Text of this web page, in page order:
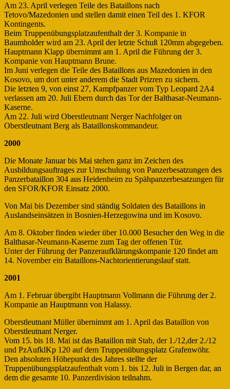
Am 23. April verlegen Teile des Bataillons nach
Tetovo/Mazedonien und stellen damit einen Teil des 1. KFOR
Kontingents.
Beim Truppenübungsplatzaufenthalt der 3. Kompanie in
Baumholder wird am 23. April der letzte Schuß 120mm abgegeben.
Hauptmann Klapp übernimmt am 1. April die Führung der 3.
Kompanie von Hauptmann Brune.
Im Juni verlegen die Teile des Bataillons aus Mazedonien in den
Kosovo, um dort unter anderem die Stadt Prizren zu sichern.
Die letzten 9, von einst 27, Kampfpanzer vom Typ Leopard 2A4
verlassen am 20. Juli Ebern durch das Tor der Balthasar-Neumann-
Kaserne.
Am 22. Juli wird Oberstleutnant Nerger Nachfolger on
Oberstleutnant Berg als Bataillonskommandeur.
2000
Die Monate Januar bis Mai stehen ganz im Zeichen des
Ausbildungsauftrages zur Umschulung von Panzerbesatzungen des
Panzerbataillon 304 aus Heidenheim zu Spähpanzerbesatzungen für
den SFOR/KFOR Einsatz 2000.
Von Mai bis Dezember sind ständig Soldaten des Bataillons in
Auslandseinsätzen in Bosnien-Herzegowina und im Kosovo.
Am 8. Oktober finden wieder über 10.000 Besucher den Weg in die
Balthasar-Neumann-Kaserne zum Tag der offenen Tür.
Unter der Führung der Panzeraufklärungskompanie 120 findet am
14. November ein Bataillons-Nachtorientierungslauf statt.
2001
Am 1. Februar übergibt Hauptmann Vollmann die Führung der 2.
Kompanie an Hauptmann von Halassy.
Oberstleutnant Müller übernimmt am 1. April das Bataillon von
Oberstleutnant Nerger.
Vom 15. bis 18. Mai ist das Bataillon mit Stab, der 1./12,der 2./12
und PzAufklKp 120 auf dem Truppenübungsplatz Grafenwöhr.
Den absoluten Höhepunkt des Jahres stellte der
Truppenübungsplatzaufenthalt vom 1. bis 12. Juli in Bergen dar, an
dem die gesamte 10. Panzerdivision teilnahm.